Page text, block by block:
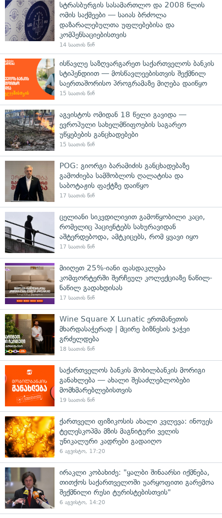
სტრასბურგის სასამართლო და 2008 წლის
ომის საქმეები — საიას ბრძოლა
დაზარალებულთა უფლებებისა და
კომპენსაციებისთვის
14 საათის წინ
ისწავლე საზღვარგარეთ საქართველოს ბანკის
სტიპენდიით — მოსწავლეებისთვის შექმნილ
საერთაშორისო პროგრამაზე მიღება დაიწყო
15 საათის წინ
აგვისტოს ომიდან 18 წელი გავიდა —
ევროპული სახელმწიფოების საგარეო
უწყებების განცხადებები
15 საათის წინ
POG: გიორგი ბარამიძის განცხადებაზე
გამოძიება სამშობლოს ღალატისა და
საბოტაჟის ფაქტზე დაიწყო
17 საათის წინ
ცელიანი სიკვდილივით გამოწყობილი კაცი,
რომელიც პაციენტებს სახურავიდან
აშტერდებოდა, ამტკიცებს, რომ ყვავი იყო
17 საათის წინ
მიიღეთ 25%-იანი ფასდაკლება
კომფორტერში შერჩეულ კოლექციაზე ნაწილ-
ნაწილ გადახდისას
17 საათის წინ
Wine Square X Lunatic ერთმანეთის
მხარდასაჭერად | მცირე ბიზნესის ჯაჭვი
გრძელდება
18 საათის წინ
საქართველოს ბანკის მობილბანკის მორიგი
განახლება — ახალი შესაძლებლობები
მომხმარებლებისთვის
19 საათის წინ
ქართველი ფიზიკოსის ახალი კვლევა: ინოუეს
ტელესკოპმა მზის მაგნიტური ველის
უნიკალური კადრები გადაიღო
6 აგვისტო, 17:20
ირაკლი კობახიძე: "ყალბი შინაარსი იქმნება,
თითქოს საქართველოში უარყოფითი გარემოა
შექმნილი რუსი ტურისტებისთვის"
6 აგვისტო, 14:20